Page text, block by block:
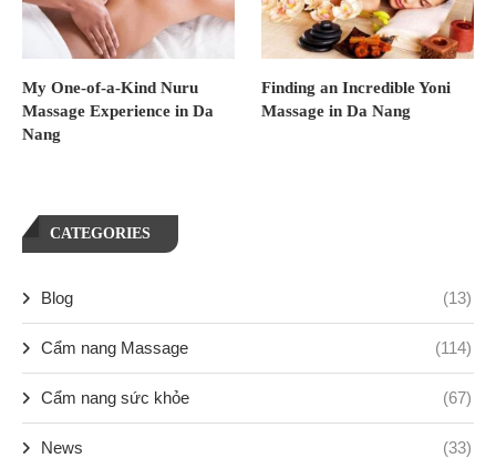
My One-of-a-Kind Nuru
Massage Experience in Da
Nang
Finding an Incredible Yoni
Massage in Da Nang
CATEGORIES
Blog (13)
Cẩm nang Massage (114)
Cẩm nang sức khỏe (67)
News (33)